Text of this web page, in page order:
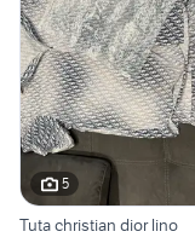
5
Tuta christian dior lino